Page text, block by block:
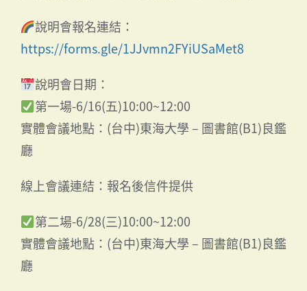
說明會報名連結：
https://forms.gle/1JJvmn2FYiUSaMet8
說明會日期：
第一場-6/16(五)10:00~12:00
實體會議地點：(台中)東海大學 – 圖書館(B1)良鑑
廳
線上會議連結：報名後信件提供
第二場-6/28(三)10:00~12:00
實體會議地點：(台中)東海大學 – 圖書館(B1)良鑑
廳